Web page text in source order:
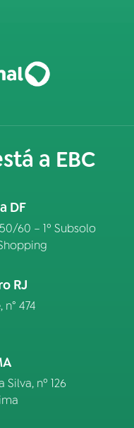
a EBC
DF
60 – 1º Subsolo
RJ
n° 474
nº 126